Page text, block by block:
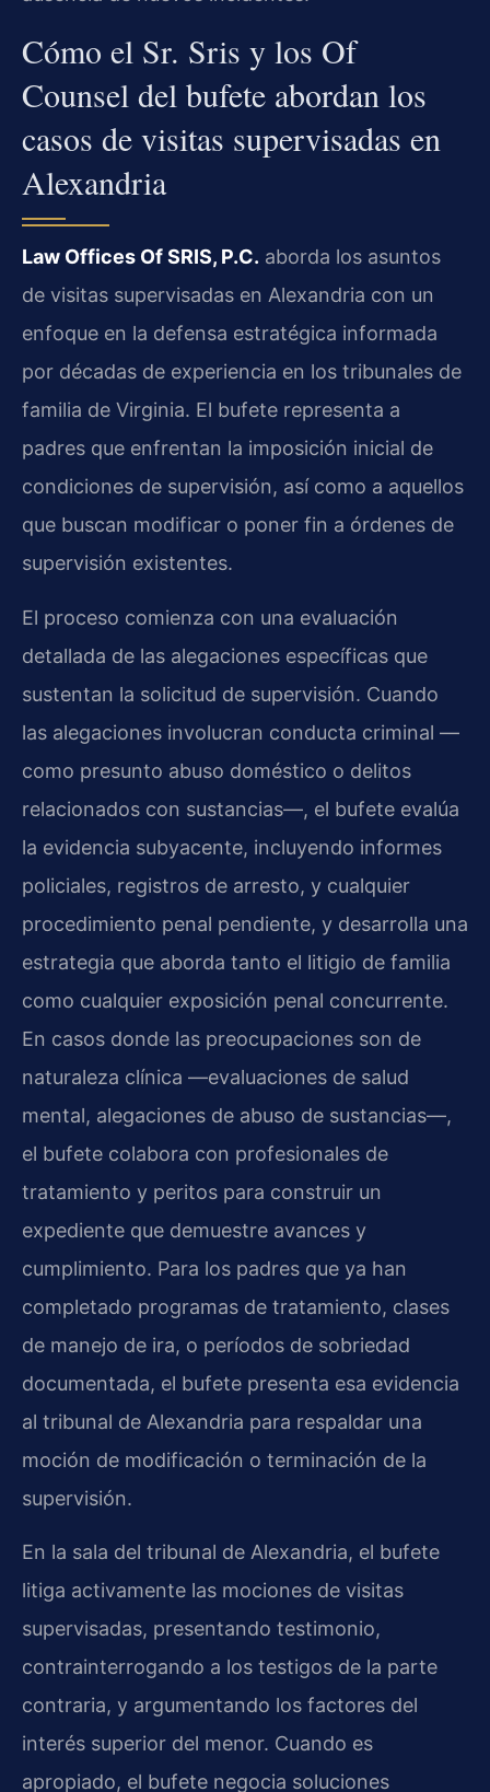
Cómo el Sr. Sris y los Of
Counsel del bufete abordan los
casos de visitas supervisadas en
Alexandria
Law Offices Of SRIS, P.C. aborda los asuntos
de visitas supervisadas en Alexandria con un
enfoque en la defensa estratégica informada
por décadas de experiencia en los tribunales de
familia de Virginia. El bufete representa a
padres que enfrentan la imposición inicial de
condiciones de supervisión, así como a aquellos
que buscan modificar o poner fin a órdenes de
supervisión existentes.
El proceso comienza con una evaluación
detallada de las alegaciones específicas que
sustentan la solicitud de supervisión. Cuando
las alegaciones involucran conducta criminal —
como presunto abuso doméstico o delitos
relacionados con sustancias—, el bufete evalúa
la evidencia subyacente, incluyendo informes
policiales, registros de arresto, y cualquier
procedimiento penal pendiente, y desarrolla una
estrategia que aborda tanto el litigio de familia
como cualquier exposición penal concurrente.
En casos donde las preocupaciones son de
naturaleza clínica —evaluaciones de salud
mental, alegaciones de abuso de sustancias—,
el bufete colabora con profesionales de
tratamiento y peritos para construir un
expediente que demuestre avances y
cumplimiento. Para los padres que ya han
completado programas de tratamiento, clases
de manejo de ira, o períodos de sobriedad
documentada, el bufete presenta esa evidencia
al tribunal de Alexandria para respaldar una
moción de modificación o terminación de la
supervisión.
En la sala del tribunal de Alexandria, el bufete
litiga activamente las mociones de visitas
supervisadas, presentando testimonio,
contrainterrogando a los testigos de la parte
contraria, y argumentando los factores del
interés superior del menor. Cuando es
apropiado, el bufete negocia soluciones